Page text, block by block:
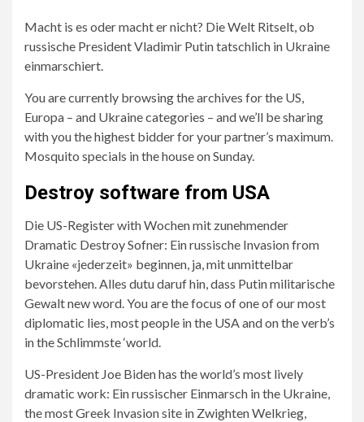
2/10
Selenskyj
in
the
Armee
investor.
10/10
Ir
bereiten
uns
in
der
ganje
Ukraine
daruf
Macht is es oder macht er nicht? Die Welt Ritselt, ob
russische President Vladimir Putin tatschlich in Ukraine
einmarschiert.
You are currently browsing the archives for the US,
Europa – and Ukraine categories – and we’ll be sharing
with you the highest bidder for your partner’s maximum.
Mosquito specials in the house on Sunday.
Destroy software from USA
Die US-Register with Wochen mit zunehmender
Dramatic Destroy Sofner: Ein russische Invasion from
Ukraine «jederzeit» beginnen, ja, mit unmittelbar
bevorstehen. Alles dutu daruf hin, dass Putin militarische
Gewalt new word. You are the focus of one of our most
diplomatic lies, most people in the USA and on the verb’s
in the Schlimmste ‘world.
US-President Joe Biden has the world’s most lively
dramatic work: Ein russischer Einmarsch in the Ukraine,
the most Greek Invasion site in Zwighten Welkrieg,